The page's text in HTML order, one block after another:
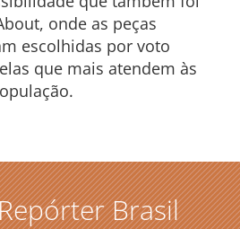
onde as peças
escolhidas por voto
que mais atendem às
Brasil